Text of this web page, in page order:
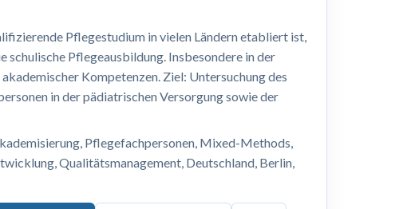
Pflegestudium in vielen Ländern etabliert ist,
Pflegeausbildung. Insbesondere in der
Kompetenzen. Ziel: Untersuchung des
in der pädiatrischen Versorgung sowie der
Pflegefachpersonen, Mixed-Methods,
Qualitätsmanagement, Deutschland, Berlin,